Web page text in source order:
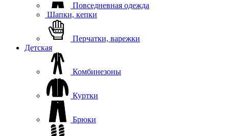
Повседневная одежда
Шапки, кепки
Перчатки, варежки
Детская
Комбинезоны
Куртки
Брюки